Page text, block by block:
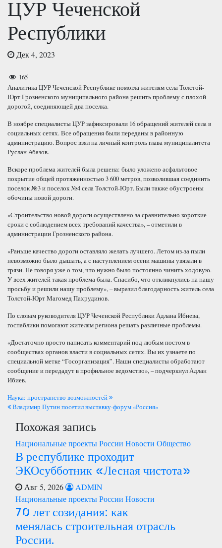
ЦУР Чеченской
Республики
Дек 4, 2023
165
Аналитика ЦУР Чеченской Республике помогла жителям села Толстой-
Юрт Грозненского муниципального района решить проблему с плохой
дорогой, соединяющей два поселка.
В ноябре специалисты ЦУР зафиксировали 16 обращений жителей села в
социальных сетях. Все обращения были переданы в районную
администрацию. Вопрос взял на личный контроль глава муниципалитета
Руслан Абазов.
Вскоре проблема жителей была решена: было уложено асфальтовое
покрытие общей протяженностью 3 600 метров, позволившая соединить
поселок №3 и поселок №4 села Толстой-Юрт. Были также обустроены
обочины новой дороги. ⠀
«Строительство новой дороги осуществлено за сравнительно короткие
сроки с соблюдением всех требований качества», – отметили в
администрации Грозненского района.
«Раньше качество дороги оставляло желать лучшего. Летом из-за пыли
невозможно было дышать, а с наступлением осени машины увязали в
грязи. Не говоря уже о том, что нужно было постоянно чинить ходовую.
У всех жителей такая проблема была. Спасибо, что откликнулись на нашу
просьбу и решили нашу проблему», – выразил благодарность житель села
Толстой-Юрт Магомед Пахрудинов.
По словам руководителя ЦУР Чеченской Республики Адлана Ибиева,
госпаблики помогают жителям региона решать различные проблемы.
«Достаточно просто написать комментарий под любым постом в
сообществах органов власти в социальных сетях. Вы их узнаете по
специальной метке “Госорганизация”. Наши специалисты обработают
сообщение и передадут в профильное ведомство», – подчеркнул Адлан
Ибиев.
Навигация
по
записям
Наука: пространство возможностей
Владимир Путин посетил выставку-форум «Россия»
Похожая запись
Национальные проекты России Новости Общество
В республике проходит
ЭКОсубботник «Лесная чистота»
Авг 5, 2026
ADMIN
Национальные проекты России Новости
70 лет созидания: как
менялась строительная отрасль
России.